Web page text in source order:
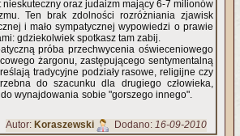
oraz judaizm mający 6-7 milionów
Ten brak zdolności rozróżniania zjawisk
wypowiedzi o prawie
gdziekolwiek spotkasz tam zabij.
próba przechwycenia oświeceniowego
żargonu, zastępującego sentymentalną
tradycyjne podziały rasowe, religijne czy
do szacunku dla drugiego człowieka,
wynajdowania sobie "gorszego innego".
Autor: Koraszewski Dodano: 16-09-2010